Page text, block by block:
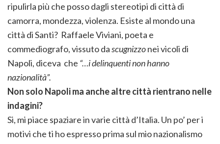
ripulirla più che posso dagli stereotipi di città di
camorra, mondezza, violenza. Esiste al mondo una
città di Santi? Raffaele Viviani, poeta e
commediografo, vissuto dascugnizzonei vicoli di
Napoli, diceva che “…i delinquenti non hanno
nazionalità”.
Non solo Napoli ma anche altre città rientrano nelle
indagini?
Si, mi piace spaziare in varie città d’Italia. Un po’ per i
motivi che ti ho espresso prima sul mio nazionalismo